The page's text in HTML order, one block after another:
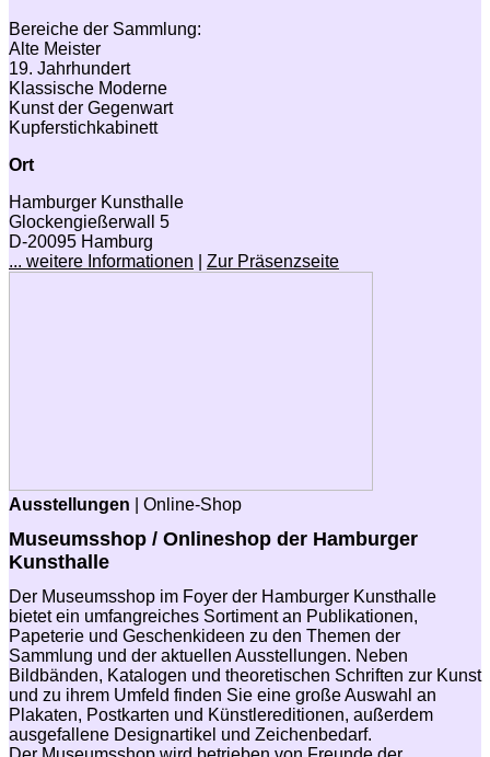
Bereiche der Sammlung:
Alte Meister
19. Jahrhundert
Klassische Moderne
Kunst der Gegenwart
Kupferstichkabinett
Ort
Hamburger Kunsthalle
Glockengießerwall 5
D-20095 Hamburg
... weitere Informationen
Zur Präsenzseite
Ausstellungen | Online-Shop
Museumsshop / Onlineshop der Hamburger
Kunsthalle
Der Museumsshop im Foyer der Hamburger Kunsthalle
bietet ein umfangreiches Sortiment an Publikationen,
Papeterie und Geschenkideen zu den Themen der
Sammlung und der aktuellen Ausstellungen. Neben
Bildbänden, Katalogen und theoretischen Schriften zur Kunst
und zu ihrem Umfeld finden Sie eine große Auswahl an
Plakaten, Postkarten und Künstlereditionen, außerdem
ausgefallene Designartikel und Zeichenbedarf.